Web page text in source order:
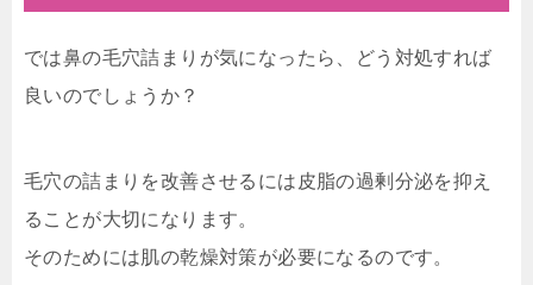
では鼻の毛穴詰まりが気になったら、どう対処すれば
良いのでしょうか？
毛穴の詰まりを改善させるには皮脂の過剰分泌を抑え
ることが大切になります。
そのためには肌の乾燥対策が必要になるのです。